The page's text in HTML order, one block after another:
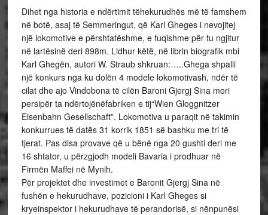
Dihet nga historia e ndërtimit tëhekurudhës më të famshem
në botë, asaj të Semmeringut, që Karl Gheges i nevojitej
një lokomotive e përshtatëshme, e fuqishme për tu ngjitur
në lartësinë deri 898m. Lidhur këtë, në librin biografik mbi
Karl Ghegën, autori W. Straub shkruan:…..Ghega shpalli
një konkurs nga ku dolën 4 modele lokomotivash, ndër të
cilat dhe ajo Vindobona të cilën Baroni Gjergj Sina mori
persipër ta ndërtojënëfabriken e tij“Wien Gloggnitzer
Eisenbahn Gesellschaft”. Lokomotiva u paraqit në takimin
konkurrues të datës 31 korrik 1851 së bashku me tri të
tjerat. Pas disa provave që u bënë nga 20 gushti deri me
16 shtator, u përzgjodh modeli Bavaria i prodhuar në
Firmën Maffei në Mynih.
Për projektet dhe investimet e Baronit Gjergj Sina në
fushën e hekurudhave, pozicioni i Karl Gheges si
kryeinspektor i hekurudhave të perandorisë, si nënpunësi